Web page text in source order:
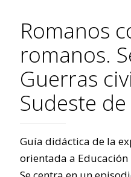
Romanos
romanos.
Guerras
Sudeste
Guía didáctica de la
orientada a